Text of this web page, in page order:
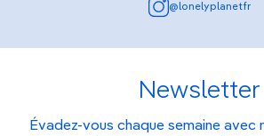
@lonelyplanetfr
Newsletter
Évadez-vous chaque semaine